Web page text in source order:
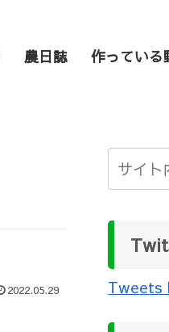
農日誌 作っている
2022.05.29 Tweets